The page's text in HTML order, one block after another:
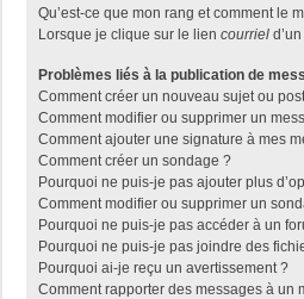
Qu’est-ce que mon rang et comment le
Lorsque je clique sur le lien courriel
Problèmes liés à la publication de
Comment créer un nouveau sujet ou
Comment modifier ou supprimer un
Comment ajouter une signature à mes
Comment créer un sondage ?
Pourquoi ne puis-je pas ajouter plus
Comment modifier ou supprimer un
Pourquoi ne puis-je pas accéder à un
Pourquoi ne puis-je pas joindre des
Pourquoi ai-je reçu un avertissement ?
Comment rapporter des messages à un